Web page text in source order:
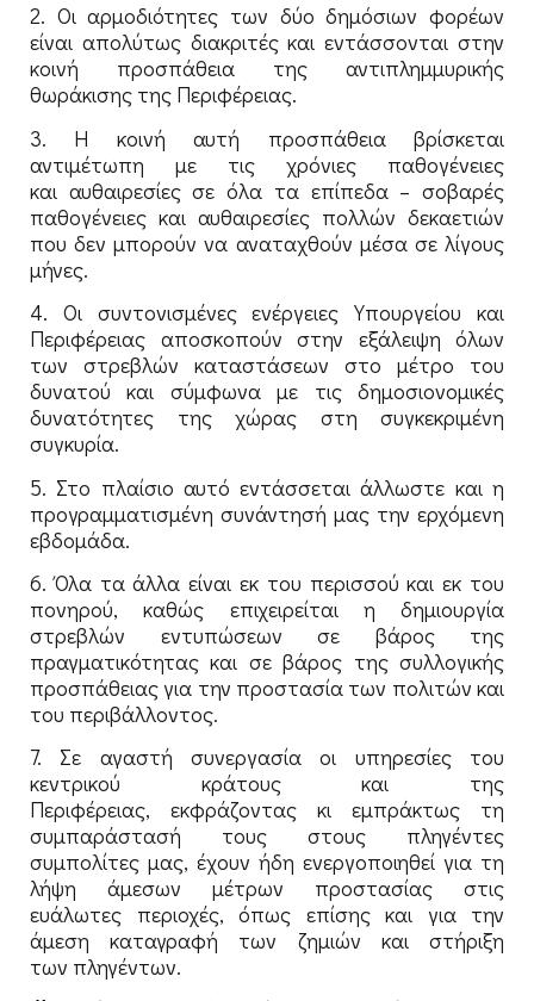
2. Οι αρμοδιότητες των δύο δημόσιων φορέων
είναι απολύτως διακριτές και εντάσσονται στην
κοινή προσπάθεια της αντιπλημμυρικής
θωράκισης της Περιφέρειας.
3. Η κοινή αυτή προσπάθεια βρίσκεται
αντιμέτωπη με τις χρόνιες παθογένειες
και αυθαιρεσίες σε όλα τα επίπεδα – σοβαρές
παθογένειες και αυθαιρεσίες πολλών δεκαετιών
που δεν μπορούν να αναταχθούν μέσα σε λίγους
μήνες.
4. Οι συντονισμένες ενέργειες Υπουργείου και
Περιφέρειας αποσκοπούν στην εξάλειψη όλων
των στρεβλών καταστάσεων στο μέτρο του
δυνατού και σύμφωνα με τις δημοσιονομικές
δυνατότητες της χώρας στη συγκεκριμένη
συγκυρία.
5. Στο πλαίσιο αυτό εντάσσεται άλλωστε και η
προγραμματισμένη συνάντησή μας την ερχόμενη
εβδομάδα.
6. Όλα τα άλλα είναι εκ του περισσού και εκ του
πονηρού, καθώς επιχειρείται η δημιουργία
στρεβλών εντυπώσεων σε βάρος της
πραγματικότητας και σε βάρος της συλλογικής
προσπάθειας για την προστασία των πολιτών και
του περιβάλλοντος.
7. Σε αγαστή συνεργασία οι υπηρεσίες του
κεντρικού κράτους και της
Περιφέρειας, εκφράζοντας κι εμπράκτως τη
συμπαράστασή τους στους πληγέντες
συμπολίτες μας, έχουν ήδη ενεργοποιηθεί για τη
λήψη άμεσων μέτρων προστασίας στις
ευάλωτες περιοχές, όπως επίσης και για την
άμεση καταγραφή των ζημιών και στήριξη
των πληγέντων.